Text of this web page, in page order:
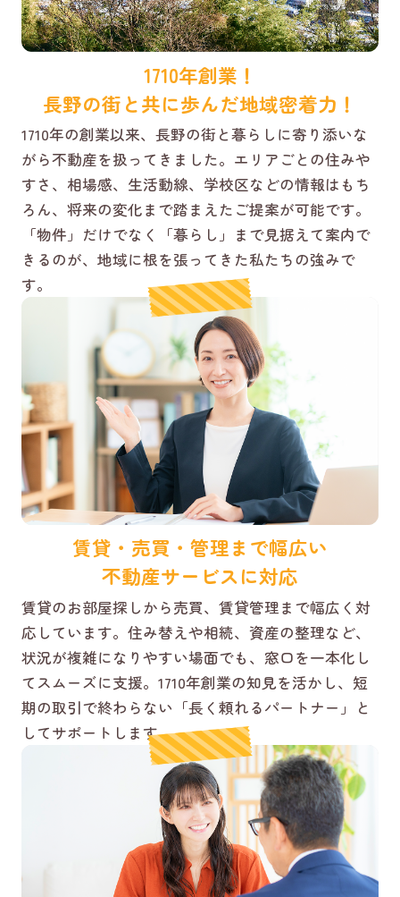
1710年創業！
長野の街と共に歩んだ地域密着力！
1710年の創業以来、長野の街と暮らしに寄り添いな
がら不動産を扱ってきました。エリアごとの住みや
すさ、相場感、生活動線、学校区などの情報はもち
ろん、将来の変化まで踏まえたご提案が可能です。
「物件」だけでなく「暮らし」まで見据えて案内で
きるのが、地域に根を張ってきた私たちの強みで
す。
賃貸・売買・管理まで幅広い
不動産サービスに対応
賃貸のお部屋探しから売買、賃貸管理まで幅広く対
応しています。住み替えや相続、資産の整理など、
状況が複雑になりやすい場面でも、窓口を一本化し
てスムーズに支援。1710年創業の知見を活かし、短
期の取引で終わらない「長く頼れるパートナー」と
してサポートします。